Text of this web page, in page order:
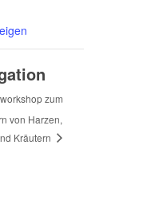
zum
von Harzen,
Kräutern